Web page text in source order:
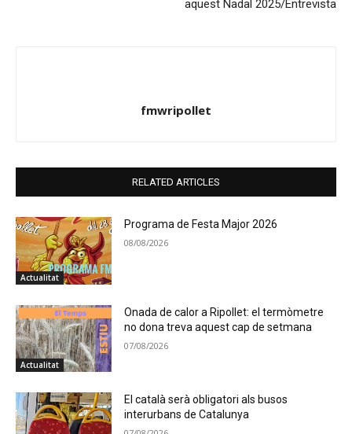
aquest Nadal 2025/Entrevista
fmwripollet
RELATED ARTICLES
Actualitat
Programa de Festa Major 2026
08/08/2026
Actualitat
Onada de calor a Ripollet: el termòmetre
no dona treva aquest cap de setmana
07/08/2026
El català serà obligatori als busos
interurbans de Catalunya